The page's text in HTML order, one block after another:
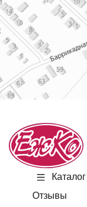
Каталог
Отзывы